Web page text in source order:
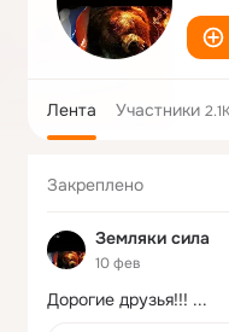
Лента Участники 2.1K
Закреплено
Земляки сила
10 фев
Дорогие друзья!!! ...